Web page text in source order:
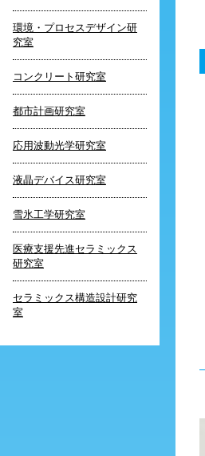
環境・プロセスデザイン研
究室
コンクリート研究室
都市計画研究室
応用波動光学研究室
液晶デバイス研究室
雪氷工学研究室
医療支援先進セラミックス
研究室
セラミックス構造設計研究
室